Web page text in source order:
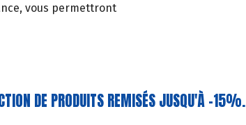
vous permettront
DE PRODUITS REMISÉS JUSQU'À -15%.